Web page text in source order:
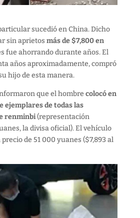
sucedió en China. Dicho
sin aprietos más de $7,800 en
fue ahorrando durante años. El
años aproximadamente, compró
hijo de esta manera.
que el hombre colocó en
ejemplares de todas las
renminbi(representación
la divisa oficial). El vehículo
de 51 000 yuanes ($7,893 al